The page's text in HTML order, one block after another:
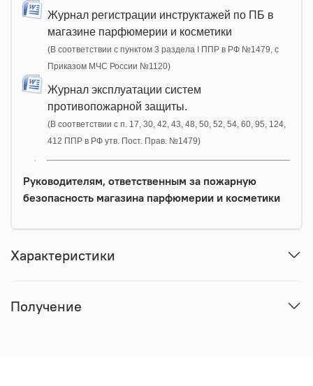
Журнал регистрации инструктажей по ПБ в
магазине парфюмерии и косметики
(В соответствии с пунктом 3 раздела I ППР в РФ №1479, с
Приказом МЧС России №1120)
Журнал эксплуатации систем
противопожарной защиты.
(В соответствии с п. 17, 30, 42, 43, 48, 50, 52, 54, 60, 95, 124,
412 ППР в РФ утв. Пост. Прав. №1479)
Руководителям, ответственным за пожарную
безопасность магазина парфюмерии и косметики
Характеристики
Получение